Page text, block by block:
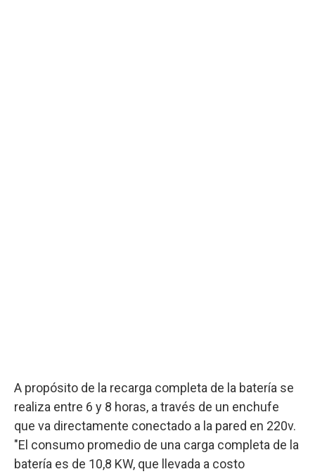
A propósito de la recarga completa de la batería se
realiza entre 6 y 8 horas, a través de un enchufe
que va directamente conectado a la pared en 220v.
"El consumo promedio de una carga completa de la
batería es de 10,8 KW, que llevada a costo